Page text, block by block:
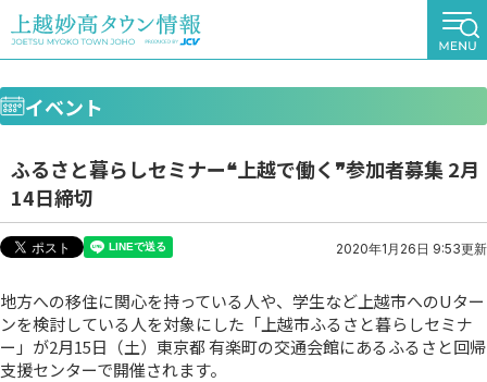
イベント
ふるさと暮らしセミナー❝上越で働く❞参加者募集 2月
14日締切
2020年1月26日 9:53更新
地方への移住に関心を持っている人や、学生など上越市へのUター
ンを検討している人を対象にした「上越市ふるさと暮らしセミナ
ー」が2月15日（土）東京都 有楽町の交通会館にあるふるさと回帰
支援センターで開催されます。